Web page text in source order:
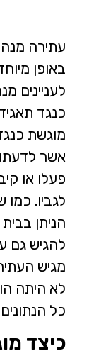
עתירה
באופן
לעניינים
כנגד
מוגשת
אשר
פעלו או
לגביו.
הניתן
להגיש גם
מגיש
לא היתה
כל
כיצד